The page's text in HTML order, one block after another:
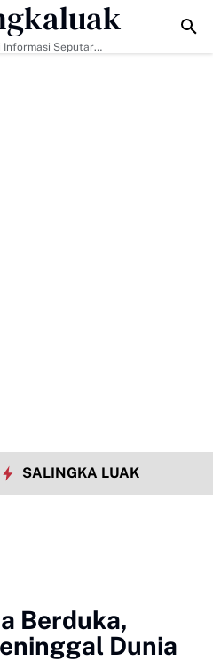
Nagari Aktif Pastikan Warga
Informasi Seputar
SALINGKA LUAK
Berduka,
Dunia